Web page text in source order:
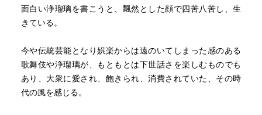
面白い浄瑠璃を書こうと、飄然とした顔で四苦八苦し、生
きている。
今や伝統芸能となり娯楽からは遠のいてしまった感のある
歌舞伎や浄瑠璃が、もともとは下世話さを楽しむものでも
あり、大衆に愛され、飽きられ、消費されていた、その時
代の風を感じる。